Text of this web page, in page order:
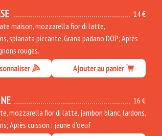
14 €
maison, mozzarella fior di latte,
spianata piccante, Grana padano DOP; Après
rouges.
Ajouter au panier
16 €
mozzarella fior di latte, jambon blanc, lardons,
Après cuisson : jaune d'oeuf